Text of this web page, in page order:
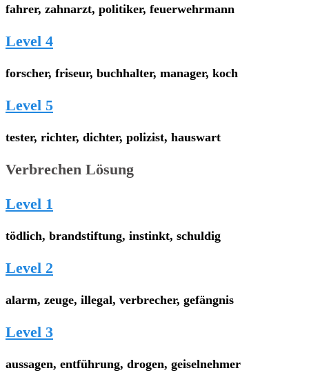
fahrer, zahnarzt, politiker, feuerwehrmann
Level 4
forscher, friseur, buchhalter, manager, koch
Level 5
tester, richter, dichter, polizist, hauswart
Verbrechen Lösung
Level 1
tödlich, brandstiftung, instinkt, schuldig
Level 2
alarm, zeuge, illegal, verbrecher, gefängnis
Level 3
aussagen, entführung, drogen, geiselnehmer